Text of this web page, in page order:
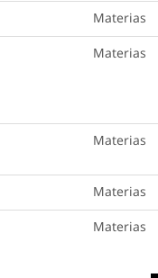
Materias
Materias
Materias
Materias
Materias